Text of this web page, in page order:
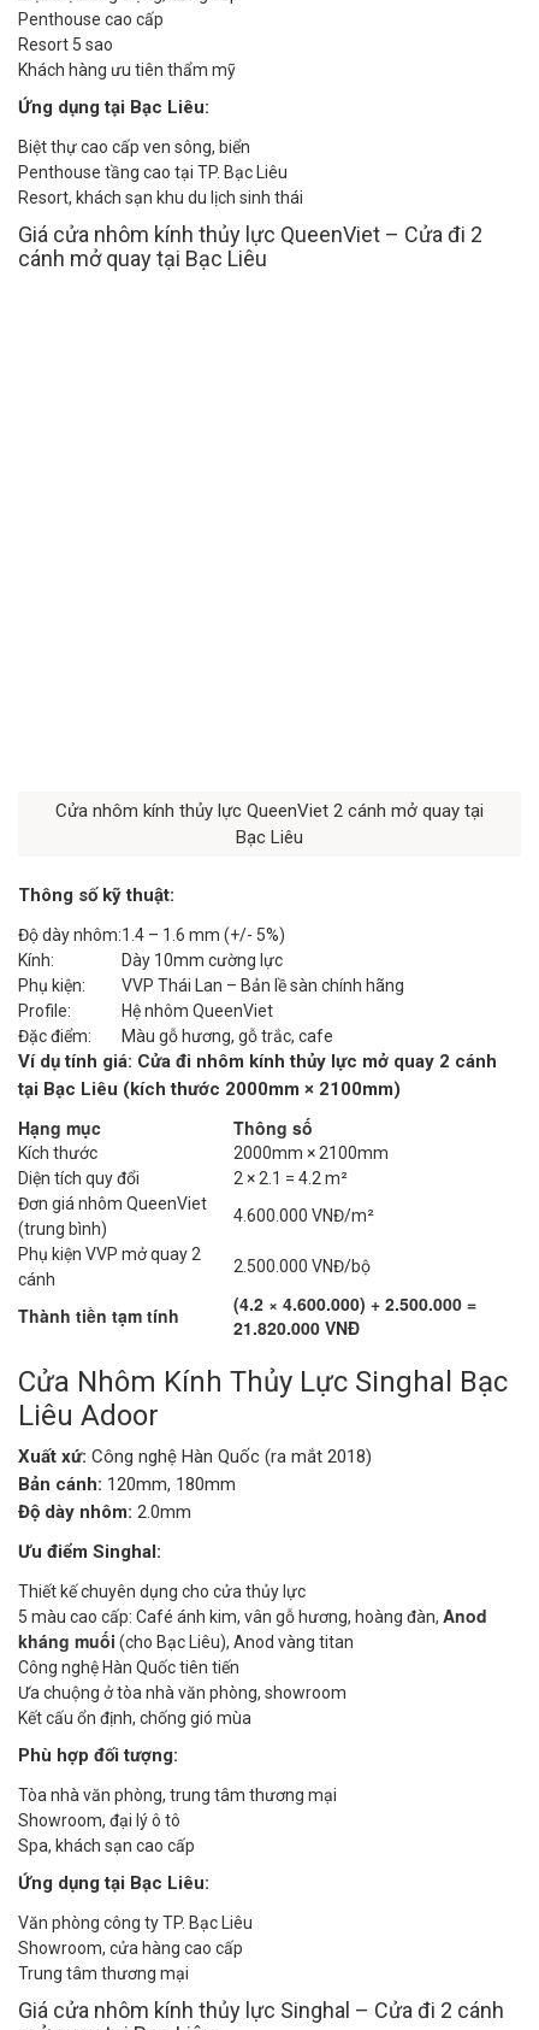
Penthouse cao cấp
Resort 5 sao
Khách hàng ưu tiên thẩm mỹ
Ứng dụng tại Bạc Liêu:
Biệt thự cao cấp ven sông, biển
Penthouse tầng cao tại TP. Bạc Liêu
Resort, khách sạn khu du lịch sinh thái
Giá cửa nhôm kính thủy lực QueenViet – Cửa đi 2
cánh mở quay tại Bạc Liêu
Cửa nhôm kính thủy lực QueenViet 2 cánh mở quay tại
Bạc Liêu
Thông số kỹ thuật:
Độ dày nhôm:1.4 – 1.6 mm (+/- 5%)
Kính:
Dày 10mm cường lực
Phụ kiện:
VVP Thái Lan – Bản lề sàn chính hãng
Profile:
Hệ nhôm QueenViet
Đặc điểm:
Màu gỗ hương, gỗ trắc, cafe
Ví dụ tính giá: Cửa đi nhôm kính thủy lực mở quay 2 cánh
tại Bạc Liêu (kích thước 2000mm × 2100mm)
Hạng mục Thông số
Kích thước
2000mm × 2100mm
Diện tích quy đổi
2 × 2.1 = 4.2 m²
Đơn giá nhôm QueenViet
(trung bình)
4.600.000 VNĐ/m²
Phụ kiện VVP mở quay 2
cánh
2.500.000 VNĐ/bộ
Thành tiền tạm tính
(4.2 × 4.600.000) + 2.500.000 =
21.820.000 VNĐ
Cửa Nhôm Kính Thủy Lực Singhal Bạc
Liêu Adoor
Xuất xứ: Công nghệ Hàn Quốc (ra mắt 2018)
Bản cánh: 120mm, 180mm
Độ dày nhôm: 2.0mm
Ưu điểm Singhal:
Thiết kế chuyên dụng cho cửa thủy lực
5 màu cao cấp: Café ánh kim, vân gỗ hương, hoàng đàn, Anod
kháng muối (cho Bạc Liêu), Anod vàng titan
Công nghệ Hàn Quốc tiên tiến
Ưa chuộng ở tòa nhà văn phòng, showroom
Kết cấu ổn định, chống gió mùa
Phù hợp đối tượng:
Tòa nhà văn phòng, trung tâm thương mại
Showroom, đại lý ô tô
Spa, khách sạn cao cấp
Ứng dụng tại Bạc Liêu:
Văn phòng công ty TP. Bạc Liêu
Showroom, cửa hàng cao cấp
Trung tâm thương mại
Giá cửa nhôm kính thủy lực Singhal – Cửa đi 2 cánh